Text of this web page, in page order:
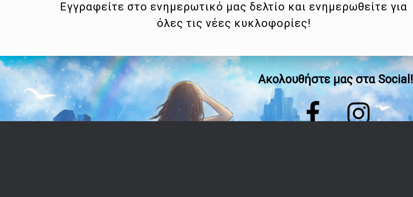
Εγγραφείτε στο ενημερωτικό μας δελτίο και ενημερωθείτε για
όλες τις νέες κυκλοφορίες!
Ακολουθήστε μας στα Social!